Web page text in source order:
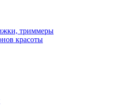
триммеры
красоты